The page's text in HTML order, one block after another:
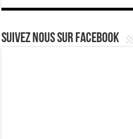
Suivez nous Sur Facebook